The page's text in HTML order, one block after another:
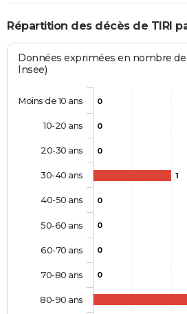
Répartition des décès de TIRI
Données exprimées en nombre de
Insee)
0
0
0
1
0
0
0
0
Moins de 10 ans
10-20 ans
20-30 ans
30-40 ans
40-50 ans
50-60 ans
60-70 ans
70-80 ans
80-90 ans